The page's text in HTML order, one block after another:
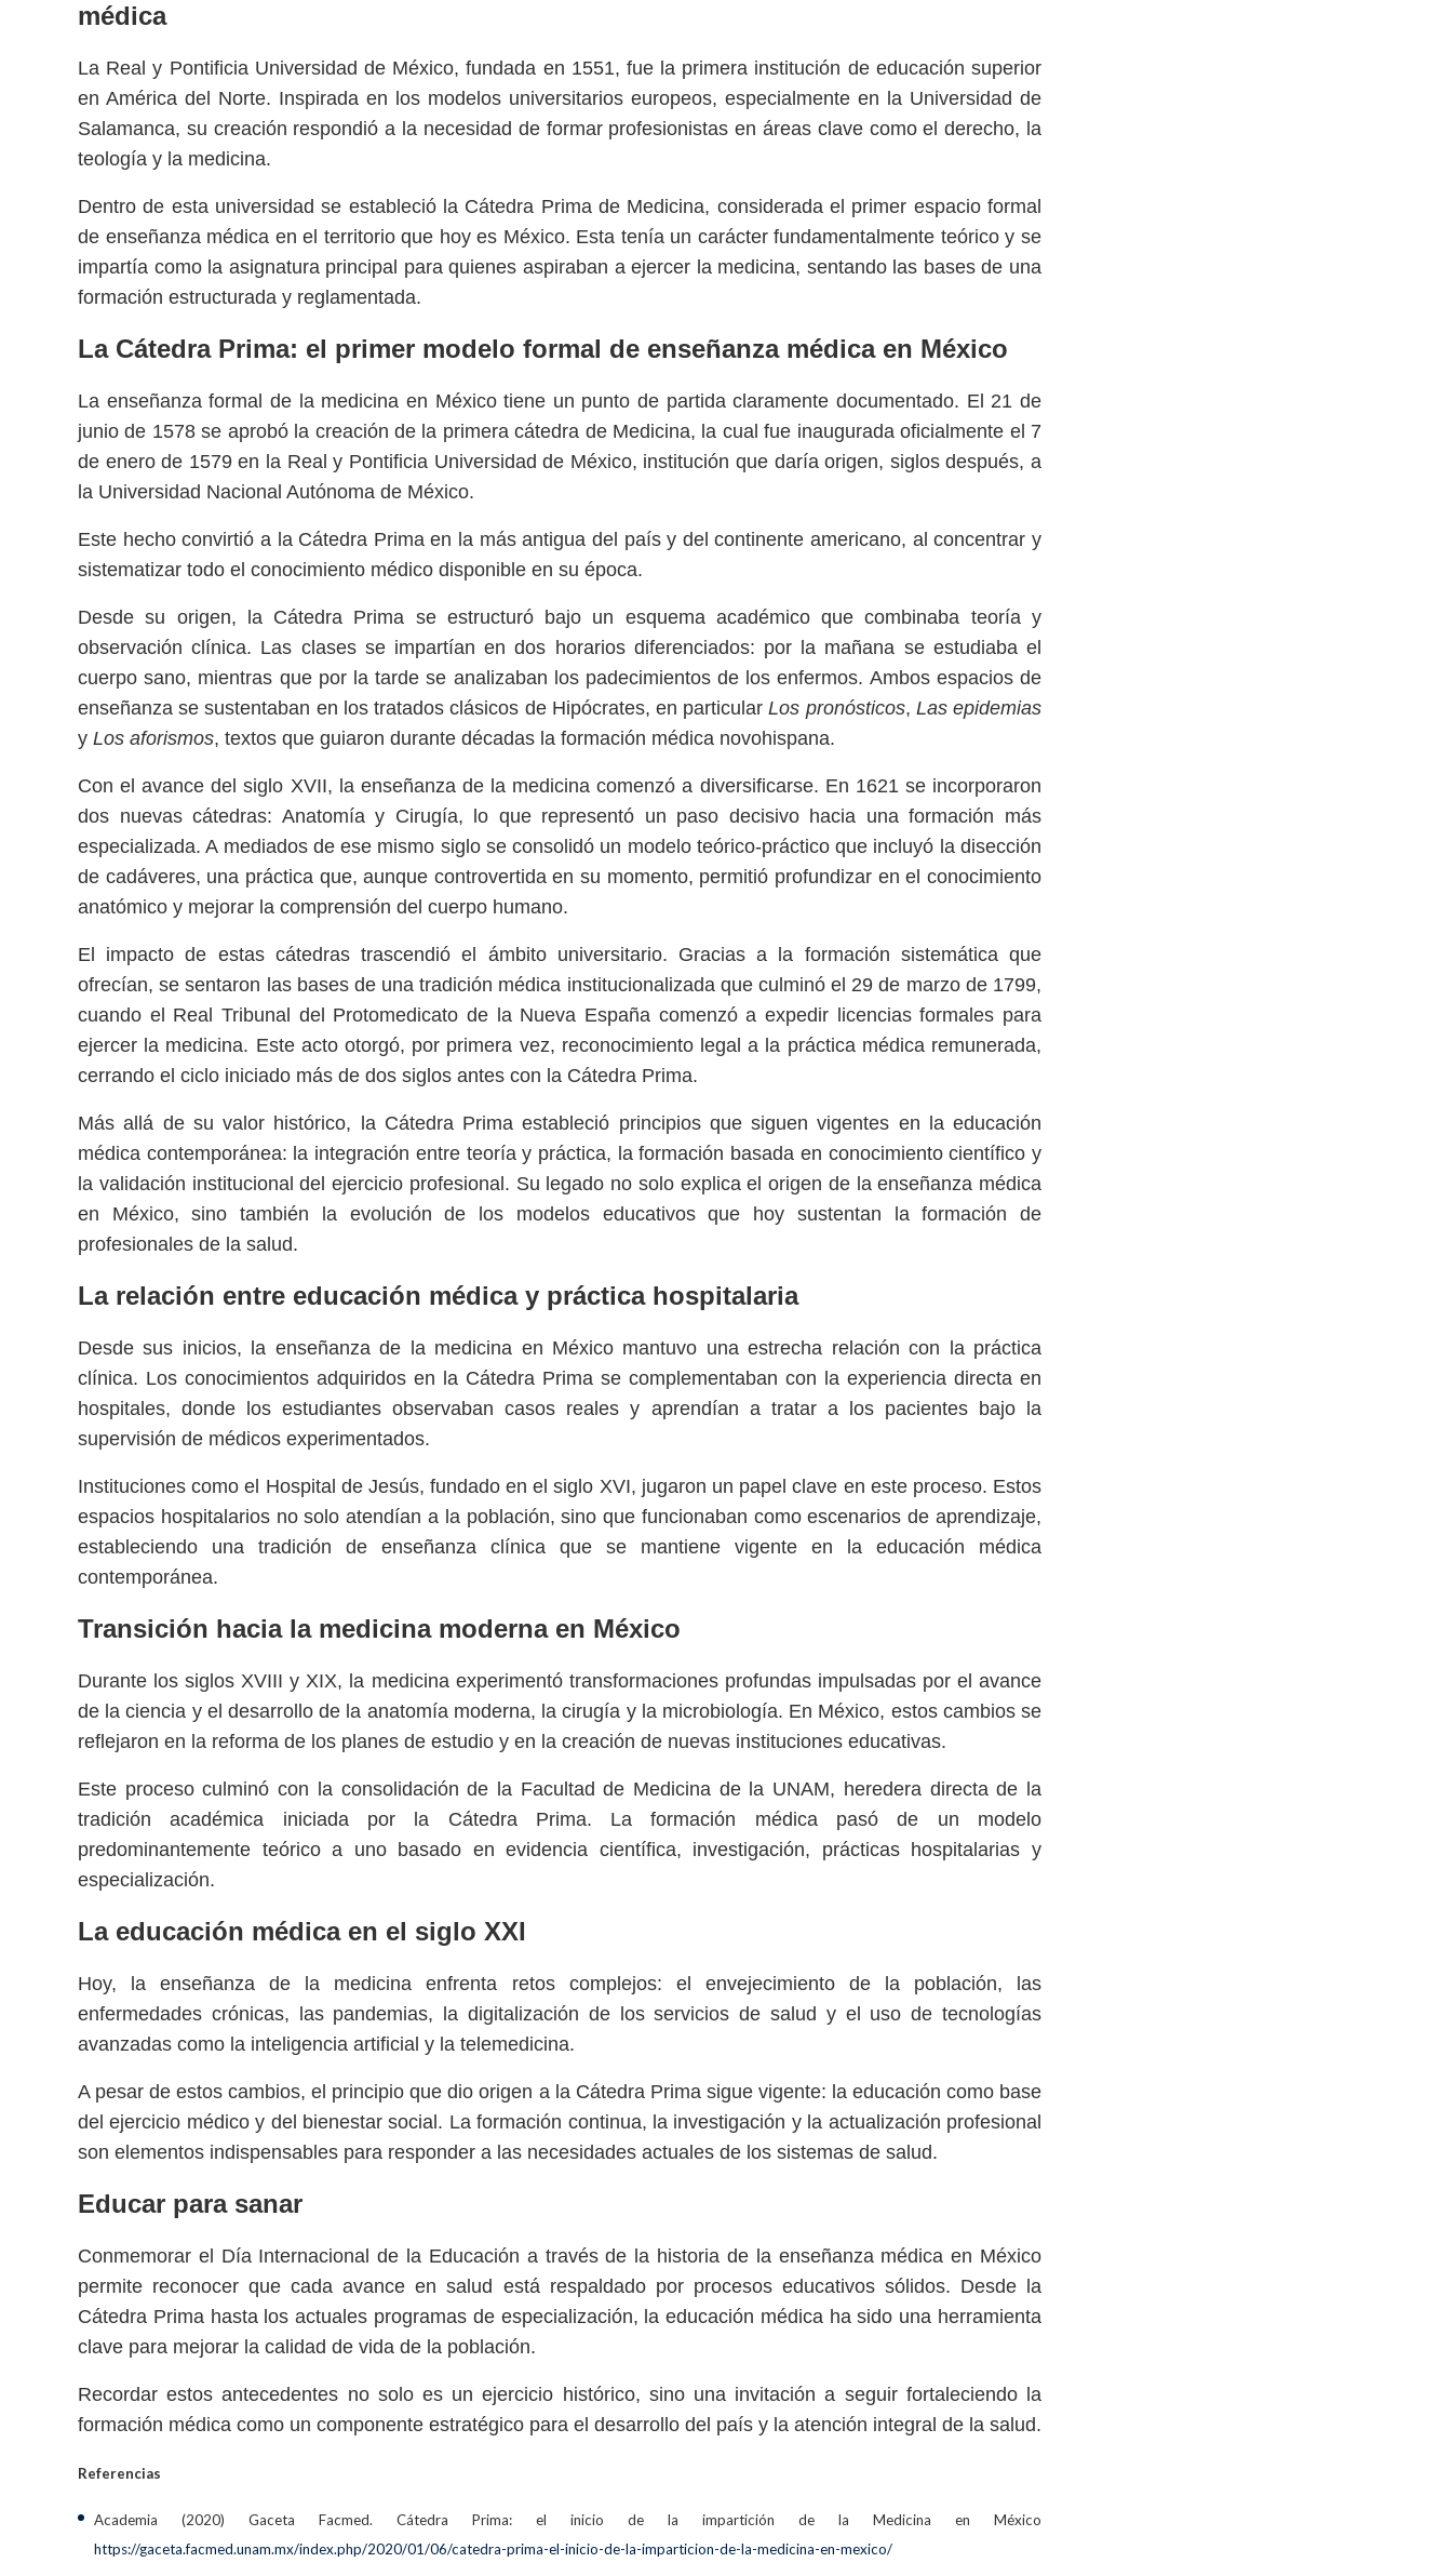
médica
La Real y Pontificia Universidad de México, fundada en 1551, fue la primera institución de educación superior
en América del Norte. Inspirada en los modelos universitarios europeos, especialmente en la Universidad de
Salamanca, su creación respondió a la necesidad de formar profesionistas en áreas clave como el derecho, la
teología y la medicina.
Dentro de esta universidad se estableció la Cátedra Prima de Medicina, considerada el primer espacio formal
de enseñanza médica en el territorio que hoy es México. Esta tenía un carácter fundamentalmente teórico y se
impartía como la asignatura principal para quienes aspiraban a ejercer la medicina, sentando las bases de una
formación estructurada y reglamentada.
La Cátedra Prima: el primer modelo formal de enseñanza médica en México
La enseñanza formal de la medicina en México tiene un punto de partida claramente documentado. El 21 de
junio de 1578 se aprobó la creación de la primera cátedra de Medicina, la cual fue inaugurada oficialmente el 7
de enero de 1579 en la Real y Pontificia Universidad de México, institución que daría origen, siglos después, a
la Universidad Nacional Autónoma de México.
Este hecho convirtió a la Cátedra Prima en la más antigua del país y del continente americano, al concentrar y
sistematizar todo el conocimiento médico disponible en su época.
Desde su origen, la Cátedra Prima se estructuró bajo un esquema académico que combinaba teoría y
observación clínica. Las clases se impartían en dos horarios diferenciados: por la mañana se estudiaba el
cuerpo sano, mientras que por la tarde se analizaban los padecimientos de los enfermos. Ambos espacios de
enseñanza se sustentaban en los tratados clásicos de Hipócrates, en particularLos pronósticos, Las epidemias
y Los aforismos, textos que guiaron durante décadas la formación médica novohispana.
Con el avance del siglo XVII, la enseñanza de la medicina comenzó a diversificarse. En 1621 se incorporaron
dos nuevas cátedras: Anatomía y Cirugía, lo que representó un paso decisivo hacia una formación más
especializada. A mediados de ese mismo siglo se consolidó un modelo teórico-práctico que incluyó la disección
de cadáveres, una práctica que, aunque controvertida en su momento, permitió profundizar en el conocimiento
anatómico y mejorar la comprensión del cuerpo humano.
El impacto de estas cátedras trascendió el ámbito universitario. Gracias a la formación sistemática que
ofrecían, se sentaron las bases de una tradición médica institucionalizada que culminó el 29 de marzo de 1799,
cuando el Real Tribunal del Protomedicato de la Nueva España comenzó a expedir licencias formales para
ejercer la medicina. Este acto otorgó, por primera vez, reconocimiento legal a la práctica médica remunerada,
cerrando el ciclo iniciado más de dos siglos antes con la Cátedra Prima.
Más allá de su valor histórico, la Cátedra Prima estableció principios que siguen vigentes en la educación
médica contemporánea: la integración entre teoría y práctica, la formación basada en conocimiento científico y
la validación institucional del ejercicio profesional. Su legado no solo explica el origen de la enseñanza médica
en México, sino también la evolución de los modelos educativos que hoy sustentan la formación de
profesionales de la salud.
La relación entre educación médica y práctica hospitalaria
Desde sus inicios, la enseñanza de la medicina en México mantuvo una estrecha relación con la práctica
clínica. Los conocimientos adquiridos en la Cátedra Prima se complementaban con la experiencia directa en
hospitales, donde los estudiantes observaban casos reales y aprendían a tratar a los pacientes bajo la
supervisión de médicos experimentados.
Instituciones como el Hospital de Jesús, fundado en el siglo XVI, jugaron un papel clave en este proceso. Estos
espacios hospitalarios no solo atendían a la población, sino que funcionaban como escenarios de aprendizaje,
estableciendo una tradición de enseñanza clínica que se mantiene vigente en la educación médica
contemporánea.
Transición hacia la medicina moderna en México
Durante los siglos XVIII y XIX, la medicina experimentó transformaciones profundas impulsadas por el avance
de la ciencia y el desarrollo de la anatomía moderna, la cirugía y la microbiología. En México, estos cambios se
reflejaron en la reforma de los planes de estudio y en la creación de nuevas instituciones educativas.
Este proceso culminó con la consolidación de la Facultad de Medicina de la UNAM, heredera directa de la
tradición académica iniciada por la Cátedra Prima. La formación médica pasó de un modelo
predominantemente teórico a uno basado en evidencia científica, investigación, prácticas hospitalarias y
especialización.
La educación médica en el siglo XXI
Hoy, la enseñanza de la medicina enfrenta retos complejos: el envejecimiento de la población, las
enfermedades crónicas, las pandemias, la digitalización de los servicios de salud y el uso de tecnologías
avanzadas como la inteligencia artificial y la telemedicina.
A pesar de estos cambios, el principio que dio origen a la Cátedra Prima sigue vigente: la educación como base
del ejercicio médico y del bienestar social. La formación continua, la investigación y la actualización profesional
son elementos indispensables para responder a las necesidades actuales de los sistemas de salud.
Educar para sanar
Conmemorar el Día Internacional de la Educación a través de la historia de la enseñanza médica en México
permite reconocer que cada avance en salud está respaldado por procesos educativos sólidos. Desde la
Cátedra Prima hasta los actuales programas de especialización, la educación médica ha sido una herramienta
clave para mejorar la calidad de vida de la población.
Recordar estos antecedentes no solo es un ejercicio histórico, sino una invitación a seguir fortaleciendo la
formación médica como un componente estratégico para el desarrollo del país y la atención integral de la salud.
Referencias
Academia (2020) Gaceta Facmed. Cátedra Prima: el inicio de la impartición de la Medicina en México
https://gaceta.facmed.unam.mx/index.php/2020/01/06/catedra-prima-el-inicio-de-la-imparticion-de-la-medicina-en-mexico/